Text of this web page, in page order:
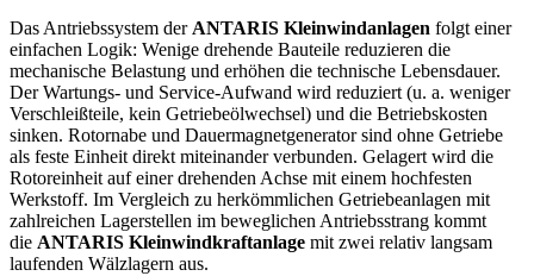
Das Antriebssystem der ANTARIS Kleinwindanlagen folgt einer
einfachen Logik: Wenige drehende Bauteile reduzieren die
mechanische Belastung und erhöhen die technische Lebensdauer.
Der Wartungs- und Service-Aufwand wird reduziert (u. a. weniger
Verschleißteile, kein Getriebeölwechsel) und die Betriebskosten
sinken. Rotornabe und Dauermagnetgenerator sind ohne Getriebe
als feste Einheit direkt miteinander verbunden. Gelagert wird die
Rotoreinheit auf einer drehenden Achse mit einem hochfesten
Werkstoff. Im Vergleich zu herkömmlichen Getriebeanlagen mit
zahlreichen Lagerstellen im beweglichen Antriebsstrang kommt
die ANTARIS Kleinwindkraftanlage mit zwei relativ langsam
laufenden Wälzlagern aus.